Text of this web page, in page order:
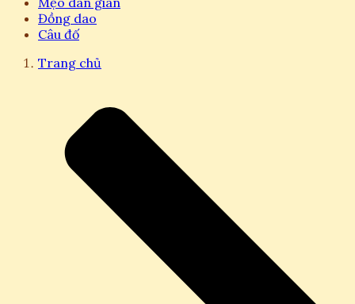
Đồng dao
Câu đố
Trang chủ